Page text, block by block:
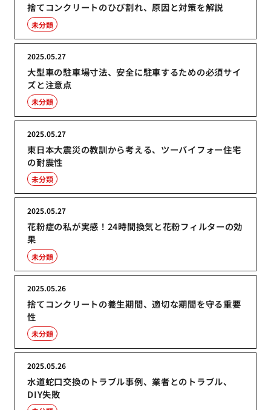
捨てコンクリートのひび割れ、原因と対策を解説
未分類
大型車の駐車場寸法、安全に駐車するための必須サイ
ズと注意点
2025.05.27
未分類
東日本大震災の教訓から考える、ツーバイフォー住宅
の耐震性
2025.05.27
未分類
花粉症の私が実感！24時間換気と花粉フィルターの効
果
2025.05.27
未分類
捨てコンクリートの養生期間、適切な期間を守る重要
性
2025.05.26
未分類
水道蛇口交換のトラブル事例、業者とのトラブル、
DIY失敗
2025.05.26